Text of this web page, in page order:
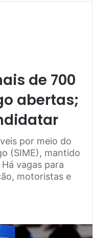
de 700
abertas;
por meio do
(SIME), mantido
vagas para
motoristas e